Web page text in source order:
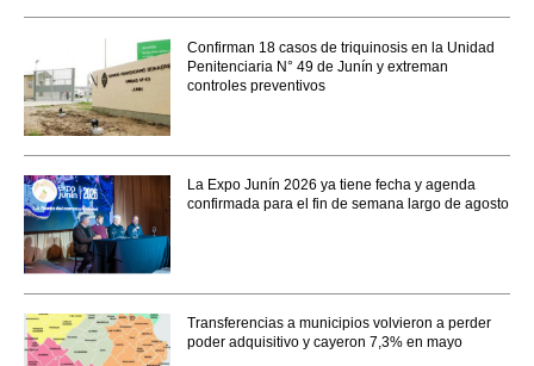
Confirman 18 casos de triquinosis en la Unidad
Penitenciaria N° 49 de Junín y extreman
controles preventivos
La Expo Junín 2026 ya tiene fecha y agenda
confirmada para el fin de semana largo de agosto
Transferencias a municipios volvieron a perder
poder adquisitivo y cayeron 7,3% en mayo